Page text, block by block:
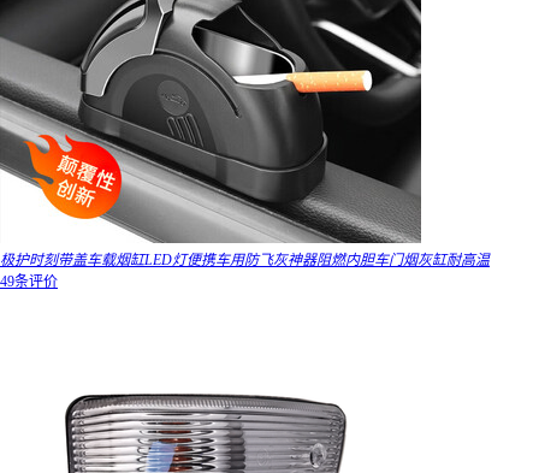
极护时刻带盖车载烟缸LED灯便携车用防飞灰神器阻燃内胆车门烟灰缸耐高温
49条评价